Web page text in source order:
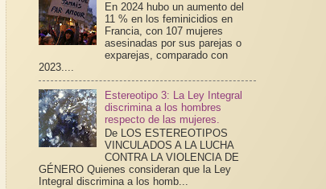
En 2024 hubo un aumento del
11 % en los feminicidios en
Francia, con 107 mujeres
asesinadas por sus parejas o
exparejas, comparado con
2023....
Estereotipo 3: La Ley Integral
discrimina a los hombres
respecto de las mujeres.
De LOS ESTEREOTIPOS
VINCULADOS A LA LUCHA
CONTRA LA VIOLENCIA DE
GÉNERO Quienes consideran que la Ley
Integral discrimina a los homb...